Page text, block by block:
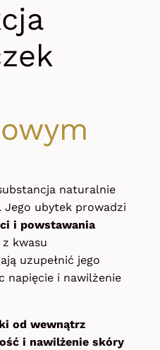
naturalnie
Jego ubytek prowadzi
i powstawania
kwasu
uzupełnić jego
napięcie i nawilżenie
od wewnątrz
i nawilżenie skóry